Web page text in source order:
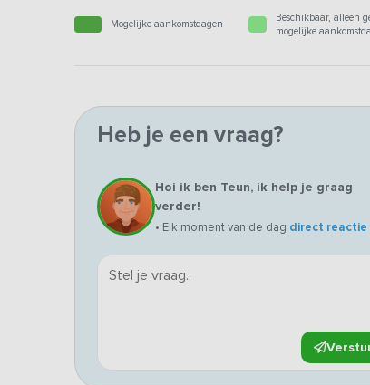
Mogelijke aankomstdagen
Beschikbaar, alleen
mogelijke
Heb je een vraag?
Hoi ik ben Teun, ik help je graag
verder!
• Elk moment van de dag direct reactie